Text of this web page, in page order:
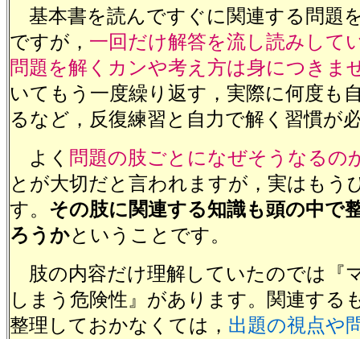
基本書を読んですぐに関連する問題
ですが， 一回だけ解答を流し読みして
問題を解くカンや考え方は身につきま
いてもう一度繰り返す，実際に何度も
るなど，反復練習と自力で解く習慣が
よく 問題の肢ごとになぜそうなるの
とが大切だと言われますが，実はもう
す。 その肢に関連する知識も頭の中で
ろうかということです。
肢の内容だけ理解していたのでは『
しまう危険性』があります。関連する
整理しておかなくては， 出題の視点や